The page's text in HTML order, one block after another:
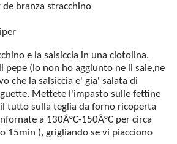
stracchino
e la salsiccia in una ciotolina.
pepe (io non ho aggiunto ne il sale,ne
che la salsiccia e' gia' salata di
Mettete l'impasto sulle fettine
tutto sulla teglia da forno ricoperta
a 130Â°C-150Â°C per circa
15min ), grigliando se vi piacciono